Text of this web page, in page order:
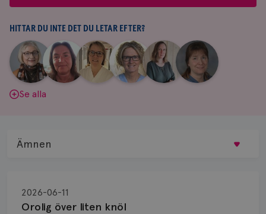
&
svar
HITTAR DU INTE DET DU LETAR EFTER?
Aina
Johnsson
|
Anne
Andersson
Fredrika
Killander
|
Jeanette
Bäcklund
|
Maria
Edegran
|
Yvette
Andersson
Se alla
Orolig över liten knöl
2026-06-11
Ämnen
Biopsi